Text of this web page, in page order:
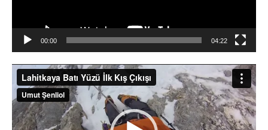
00:00 04:22
Video
oynatıcı